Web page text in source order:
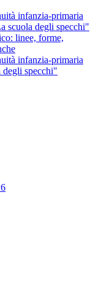
infanzia-primaria
scuola degli specchi"
linee, forme,
infanzia-primaria
specchi"